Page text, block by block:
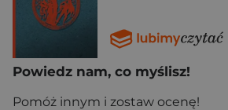
Powiedz nam, co myślisz!
Pomóż innym i zostaw ocenę!